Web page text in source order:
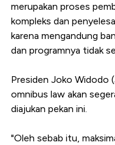
merupakan proses
kompleks dan
karena mengandung
dan programnya tidak
Presiden Joko Widodo
omnibus law akan
diajukan pekan ini.
"Oleh sebab itu,